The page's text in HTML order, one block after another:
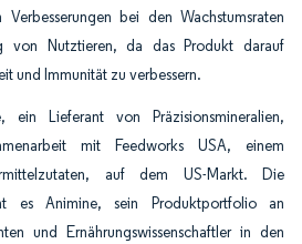
bei den Wachstumsraten
von Nutztieren, da das Produkt darauf
und Immunität zu verbessern.
ein Lieferant von Präzisionsmineralien,
mit Feedworks USA, einem
auf dem US-Markt. Die
es Animine, sein Produktportfolio an
und Ernährungswissenschaftler in den